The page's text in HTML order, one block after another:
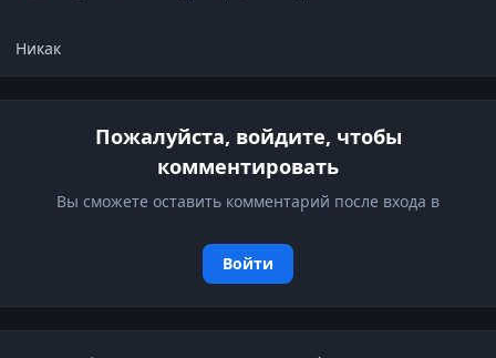
Никак
Пожалуйста, войдите, чтобы
комментировать
Вы сможете оставить комментарий после входа в
Войти